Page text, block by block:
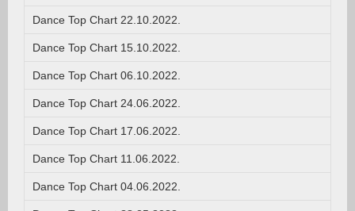
Dance Top Chart 22.10.2022.
Dance Top Chart 15.10.2022.
Dance Top Chart 06.10.2022.
Dance Top Chart 24.06.2022.
Dance Top Chart 17.06.2022.
Dance Top Chart 11.06.2022.
Dance Top Chart 04.06.2022.